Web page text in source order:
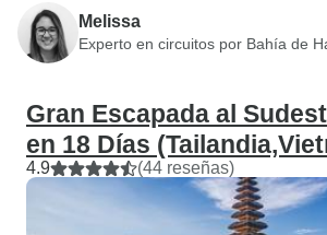
Melissa
Experto en circuitos por Bahía de
Gran Escapada al
en 18 Días
4.9 (44 reseñas)